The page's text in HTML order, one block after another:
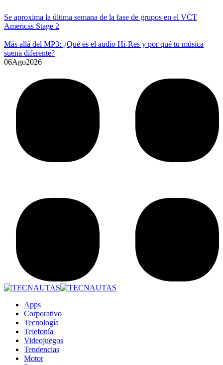
Se aproxima la última semana de la fase de grupos en el VCT
Americas Stage 2
Más allá del MP3: ¿Qué es el audio Hi-Res y por qué tu música
suena diferente?
06Ago2026
Apps
Corporativo
Tecnología
Telefonía
Videojuegos
Tendencias
Motor